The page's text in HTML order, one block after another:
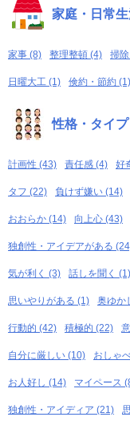
家庭・日常
家事 (8) 整理整頓 (4) 掃
日曜大工 (1) 倹約・節約 (1)
性格・タイ
計画性 (43) 責任感 (4) 好
タフ (22) 負けず嫌い (14)
おおらか (14) 向上心 (43)
独創性・アイデアがある
気が利く (3) 話しを聞く (1)
思いやりがある (1) 奥ゆか
行動的 (42) 積極的 (22)
自分に厳しい (10) おしゃ
お人好し (14) マイペース
独創性・アイディア (21)